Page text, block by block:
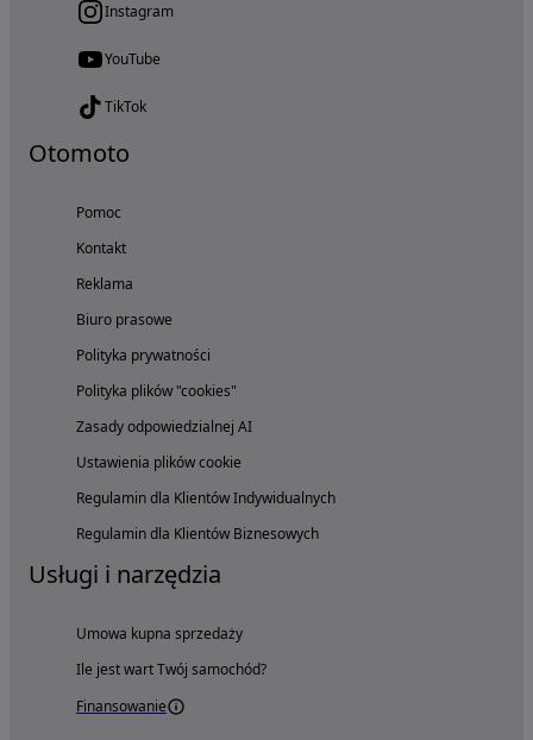
Instagram
YouTube
TikTok
Otomoto
Pomoc
Kontakt
Reklama
Biuro prasowe
Polityka prywatności
Polityka plików "cookies"
Zasady odpowiedzialnej AI
Ustawienia plików cookie
Regulamin dla Klientów Indywidualnych
Regulamin dla Klientów Biznesowych
Usługi i narzędzia
Umowa kupna sprzedaży
Ile jest wart Twój samochód?
Finansowanie